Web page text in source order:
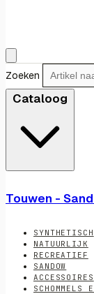
Zoeken
Cataloog
Touwen -
SYNTHETISCH
NATUURLIJK
RECREATIEF
SANDOW
ACCESSOIRES
SCHOMMELS